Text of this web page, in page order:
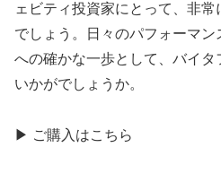
ェビティ投資家にとって、非
でしょう。日々のパフォーマ
への確かな一歩として、バイ
いかがでしょうか。
▶ ご購入はこちら